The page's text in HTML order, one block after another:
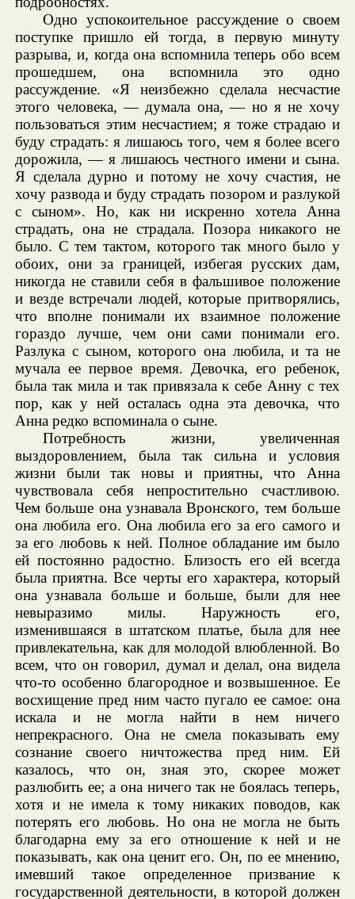
Одно успокоительное рассуждение о своем
поступке пришло ей тогда, в первую минуту
разрыва, и, когда она вспомнила теперь обо всем
прошедшем, она вспомнила это одно
рассуждение. «Я неизбежно сделала несчастие
этого человека, — думала она, — но я не хочу
пользоваться этим несчастием; я тоже страдаю и
буду страдать: я лишаюсь того, чем я более всего
дорожила, — я лишаюсь честного имени и сына.
Я сделала дурно и потому не хочу счастия, не
хочу развода и буду страдать позором и разлукой
с сыном». Но, как ни искренно хотела Анна
страдать, она не страдала. Позора никакого не
было. С тем тактом, которого так много было у
обоих, они за границей, избегая русских дам,
никогда не ставили себя в фальшивое положение
и везде встречали людей, которые притворялись,
что вполне понимали их взаимное положение
гораздо лучше, чем они сами понимали его.
Разлука с сыном, которого она любила, и та не
мучала ее первое время. Девочка, его ребенок,
была так мила и так привязала к себе Анну с тех
пор, как у ней осталась одна эта девочка, что
Анна редко вспоминала о сыне.
Потребность жизни, увеличенная
выздоровлением, была так сильна и условия
жизни были так новы и приятны, что Анна
чувствовала себя непростительно счастливою.
Чем больше она узнавала Вронского, тем больше
она любила его. Она любила его за его самого и
за его любовь к ней. Полное обладание им было
ей постоянно радостно. Близость его ей всегда
была приятна. Все черты его характера, который
она узнавала больше и больше, были для нее
невыразимо милы. Наружность его,
изменившаяся в штатском платье, была для нее
привлекательна, как для молодой влюбленной. Во
всем, что он говорил, думал и делал, она видела
что-то особенно благородное и возвышенное. Ее
восхищение пред ним часто пугало ее самое: она
искала и не могла найти в нем ничего
непрекрасного. Она не смела показывать ему
сознание своего ничтожества пред ним. Ей
казалось, что он, зная это, скорее может
разлюбить ее; а она ничего так не боялась теперь,
хотя и не имела к тому никаких поводов, как
потерять его любовь. Но она не могла не быть
благодарна ему за его отношение к ней и не
показывать, как она ценит его. Он, по ее мнению,
имевший такое определенное призвание к
государственной деятельности, в которой должен